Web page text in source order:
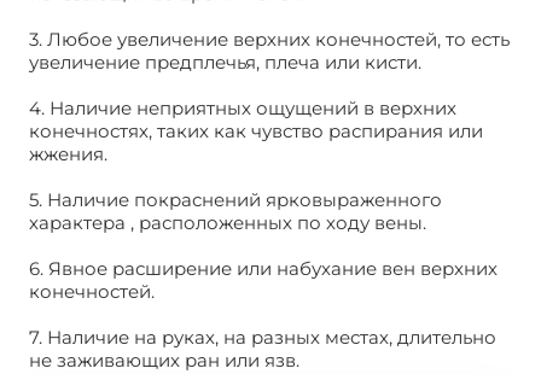
3. Любое увеличение верхних конечностей, то есть
увеличение предплечья, плеча или кисти.
4. Наличие неприятных ощущений в верхних
конечностях, таких как чувство распирания или
жжения.
5. Наличие покраснений ярковыраженного
характера , расположенных по ходу вены.
6. Явное расширение или набухание вен верхних
конечностей.
7. Наличие на руках, на разных местах, длительно
не заживающих ран или язв.